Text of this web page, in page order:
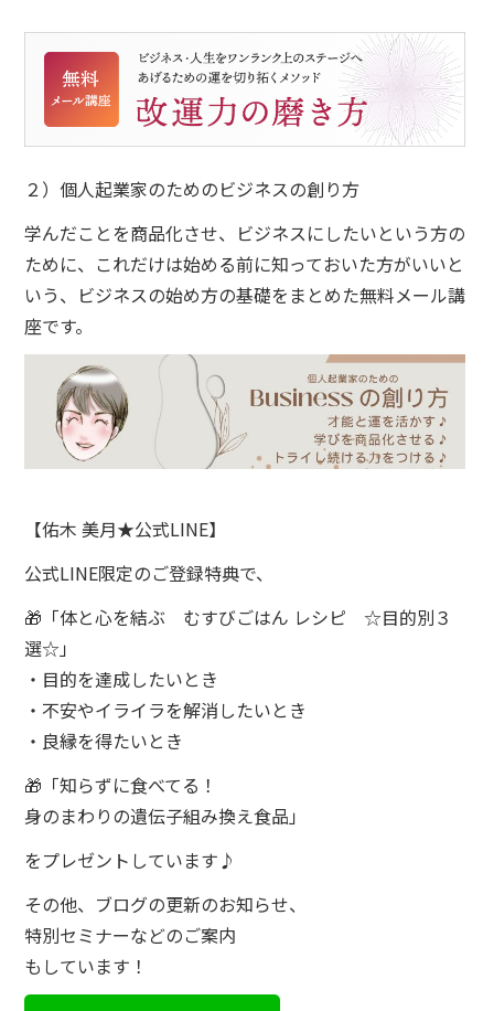
２）個人起業家のためのビジネスの創り方
学んだことを商品化させ、ビジネスにしたいという方の
ために、これだけは始める前に知っておいた方がいいと
いう、ビジネスの始め方の基礎をまとめた無料メール講
座です。
【佑木 美月★公式LINE】
公式LINE限定のご登録特典で、
🎁「体と心を結ぶ むすびごはん レシピ ☆目的別３
選☆」
・目的を達成したいとき
・不安やイライラを解消したいとき
・良縁を得たいとき
🎁「知らずに食べてる！
身のまわりの遺伝子組み換え食品」
をプレゼントしています♪
その他、ブログの更新のお知らせ、
特別セミナーなどのご案内
もしています！